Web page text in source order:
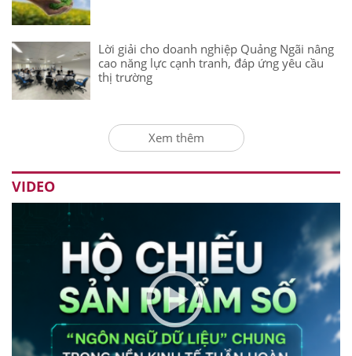
Lời giải cho doanh nghiệp Quảng Ngãi nâng
cao năng lực cạnh tranh, đáp ứng yêu cầu
thị trường
Xem thêm
VIDEO